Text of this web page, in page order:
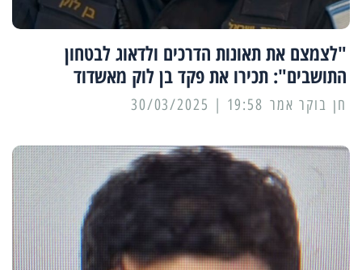
"לצמצם את תאונות הדרכים ולדאוג לבטחון
התושבים": תכירו את פקד בן לוק מאשדוד
19:58 | 30/03/2025